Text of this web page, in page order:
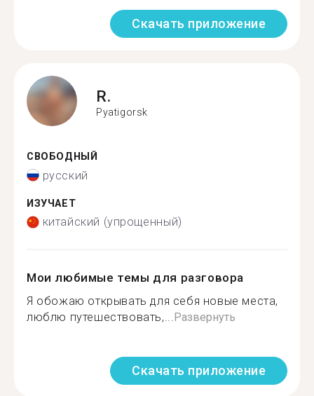
Скачать приложение
R.
Pyatigorsk
СВОБОДНЫЙ
русский
ИЗУЧАЕТ
китайский (упрощенный)
Мои любимые темы для разговора
Я обожаю открывать для себя новые места,
люблю путешествовать,...Развернуть
Скачать приложение